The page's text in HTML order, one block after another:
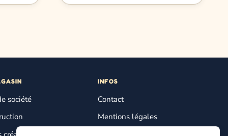
société
INFOS
Contact
Mentions légales